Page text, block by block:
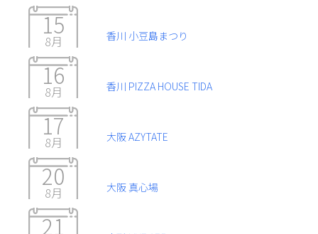
15
8月 香川 小豆島まつり
16
8月 香川 PIZZA HOUSE TIDA
17
8月 大阪 AZYTATE
20
8月 大阪 真心場
21